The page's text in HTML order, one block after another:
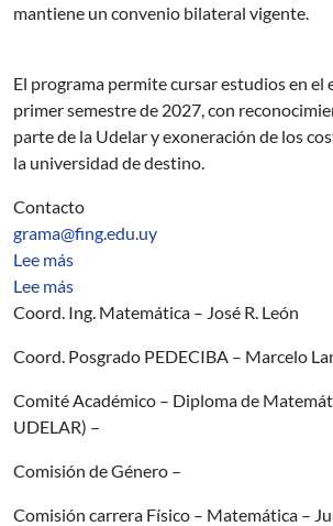
mantiene un convenio bilateral vigente.
El programa permite cursar estudios en
primer semestre de 2027, con
parte de la Udelar y exoneración de los
la universidad de destino.
Contacto
grama@fing.edu.uy
Lee mássobre Comisión Local
Lee mássobre Representantes en
Coord. Ing. Matemática – José R. León
Coord. Posgrado PEDECIBA – Marcelo
Comité Académico – Diploma de
UDELAR) –
Comisión de Género –
Comisión carrera Físico – Matemática –